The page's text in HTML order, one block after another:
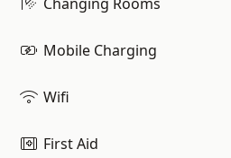
Mobile Charging
Wifi
First Aid